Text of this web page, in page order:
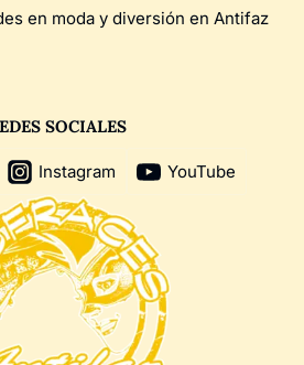
en moda y diversión en Antifaz
SOCIALES
Instagram YouTube